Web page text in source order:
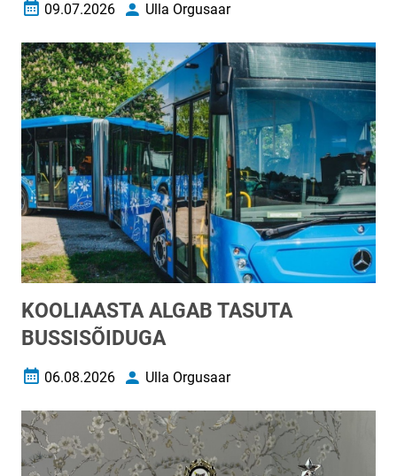
Loomise kuupäev
09.07.2026 AutorUlla Orgusaar
KOOLIAASTA ALGAB TASUTA
BUSSISÕIDUGA
Loomise kuupäev
06.08.2026 AutorUlla Orgusaar